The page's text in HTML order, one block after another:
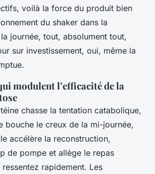
voilà la force du produit bien
du shaker dans la
journée, tout, absolument tout,
sur investissement, oui, même la
modulent l’efficacité de la
chasse la tentation catabolique,
bouche le creux de la mi-journée,
accélère la reconstruction,
de pompe et allège le repas
rapidement. Les